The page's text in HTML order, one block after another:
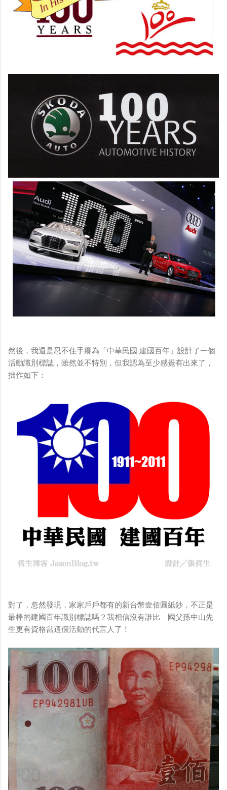
然後，我還是忍不住手癢為「中華民國 建國百年」設計了一個
活動識別標誌，雖然並不特別，但我認為至少感覺有出來了，
拙作如下：
對了，忽然發現，家家戶戶都有的新台幣壹佰圓紙鈔，不正是
最棒的建國百年識別標誌嗎？我相信沒有誰比 國父孫中山先
生更有資格當這個活動的代言人了！